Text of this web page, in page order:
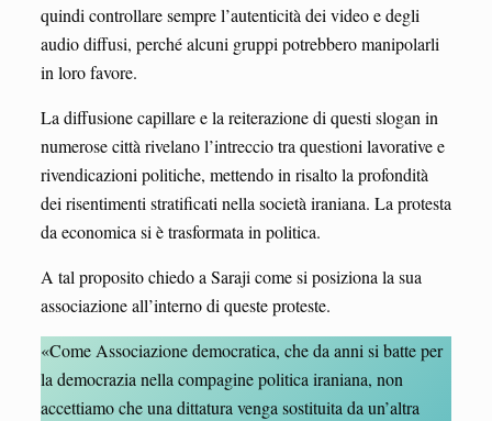
quindi controllare sempre l’autenticità dei video e degli
audio diffusi, perché alcuni gruppi potrebbero manipolarli
in loro favore.
La diffusione capillare e la reiterazione di questi slogan in
numerose città rivelano l’intreccio tra questioni lavorative e
rivendicazioni politiche, mettendo in risalto la profondità
dei risentimenti stratificati nella società iraniana. La protesta
da economica si è trasformata in politica.
A tal proposito chiedo a Saraji come si posiziona la sua
associazione all’interno di queste proteste.
«Come Associazione democratica, che da anni si batte per
la democrazia nella compagine politica iraniana, non
accettiamo che una dittatura venga sostituita da un’altra